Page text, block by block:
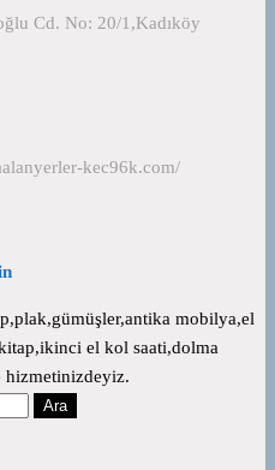
Cd. No: 20/1,Kadıköy
kec96k.com/
mobilya,el
el kol saati,dolma
hizmetinizdeyiz.